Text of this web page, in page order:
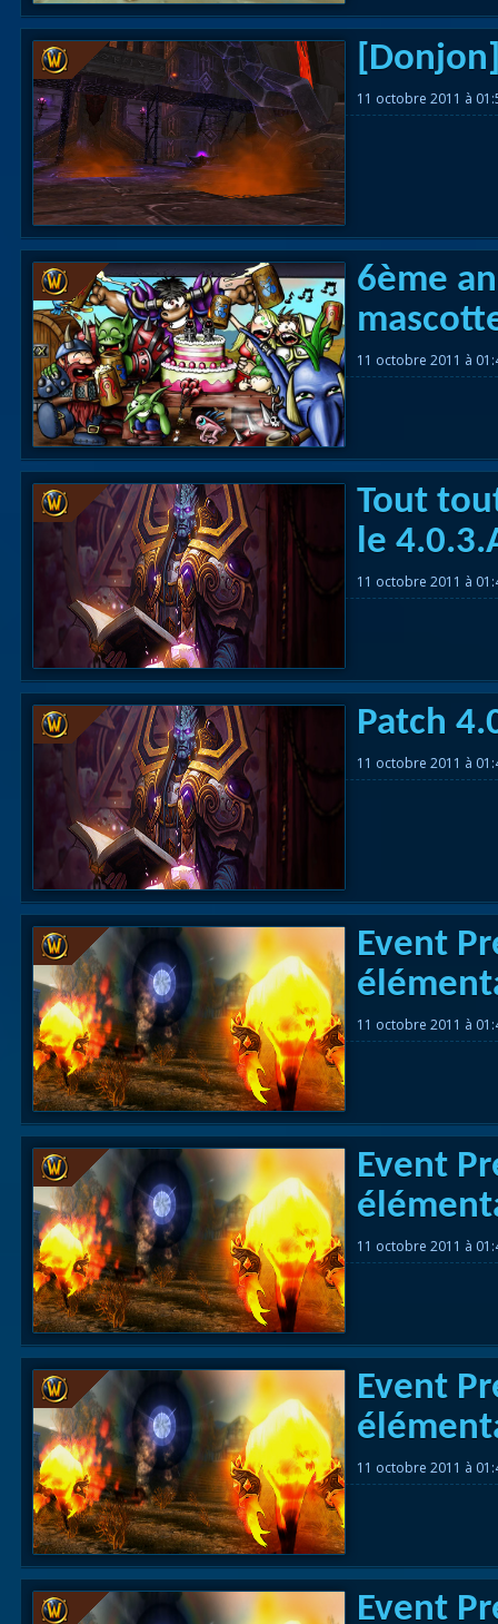
11 octobre 2011 à
6ème
11 octobre 2011 à
Tout
le
11 octobre 2011 à
Patch
11 octobre 2011 à
Event
11 octobre 2011 à
Event
11 octobre 2011 à
Event
11 octobre 2011 à
Event